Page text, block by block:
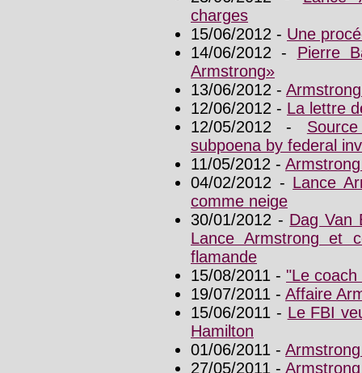
charges
15/06/2012 - Une
14/06/2012 - Pierre
Armstrong»
13/06/2012 -
12/06/2012 - La lettre
12/05/2012 -
subpoena by federal
11/05/2012 -
04/02/2012 - Lance
comme neige
30/01/2012 - Dag Van
Lance Armstrong et
flamande
15/08/2011 - "Le
19/07/2011 - Affaire
15/06/2011 - Le FBI
Hamilton
01/06/2011 -
27/05/2011 -